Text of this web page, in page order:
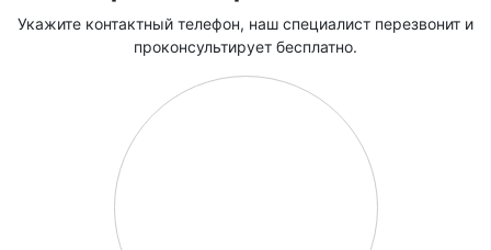
Укажите контактный телефон, наш специалист перезвонит и
проконсультирует бесплатно.